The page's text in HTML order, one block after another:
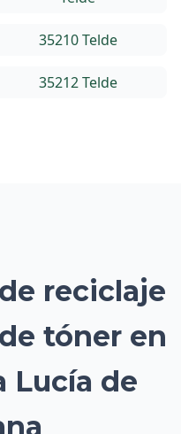
35210 Telde
35212 Telde
reciclaje
tóner en
Lucía de